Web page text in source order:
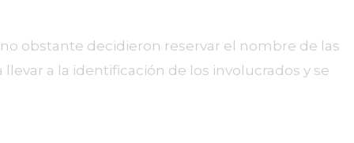
obstante decidieron reservar el nombre de las
a la identificación de los involucrados y se